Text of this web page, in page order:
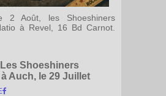
2 Août, les Shoeshiners
à Revel, 16 Bd Carnot.
Les Shoeshiners
Auch, le 29 Juillet